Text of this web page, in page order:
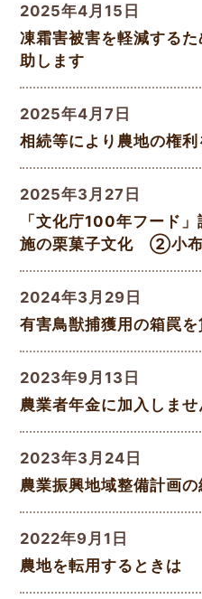
2025年4月15日
凍霜害被害を軽減する
助します
2025年4月7日
相続等により農地の権
2025年3月27日
「文化庁100年フード
施の栗菓子文化 ②小布
2024年3月29日
有害鳥獣捕獲用の箱罠
2023年9月13日
農業者年金に加入しま
2023年3月24日
農業振興地域整備計画
2022年9月1日
農地を転用するときは